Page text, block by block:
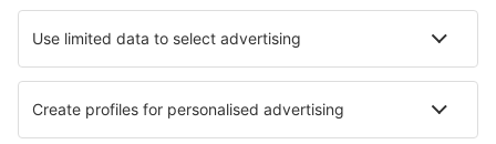
Misawa Air Base (MSJ)
Miyako Airport (MMY)
Miyazaki Airport (KMI)